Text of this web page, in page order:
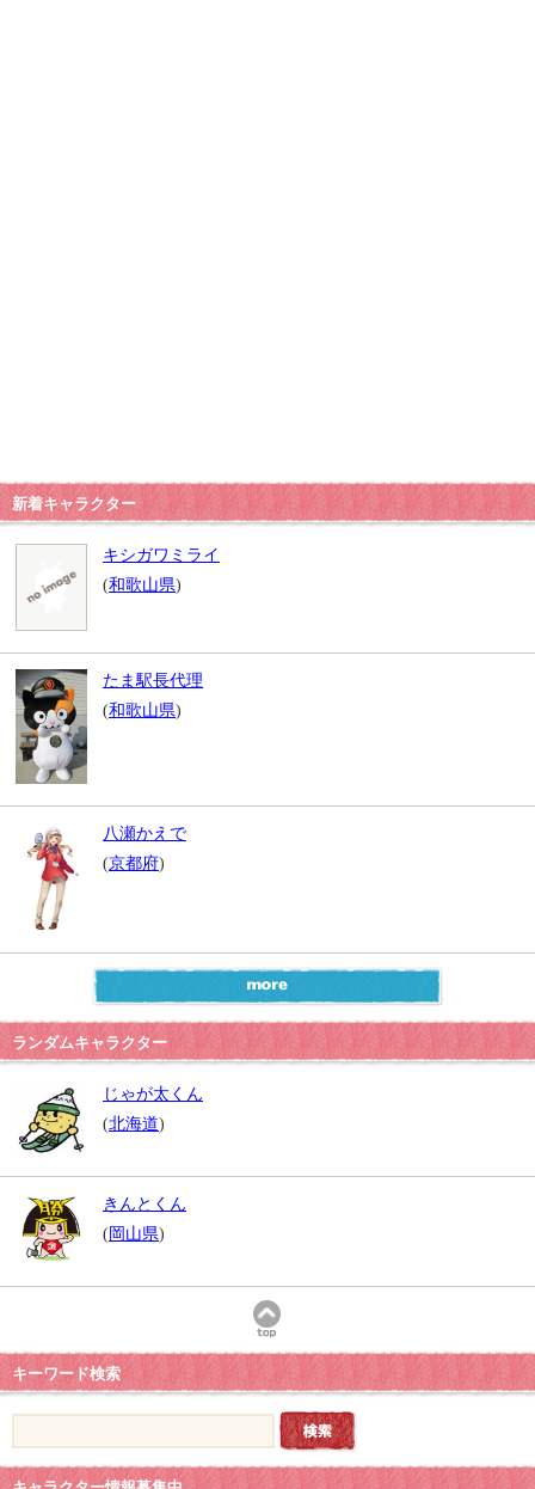
新着キャラクター
キシガワミライ
(和歌山県)
たま駅長代理
(和歌山県)
八瀬かえで
(京都府)
ランダムキャラクター
じゃが太くん
(北海道)
きんとくん
( 岡山県)
キーワード検索